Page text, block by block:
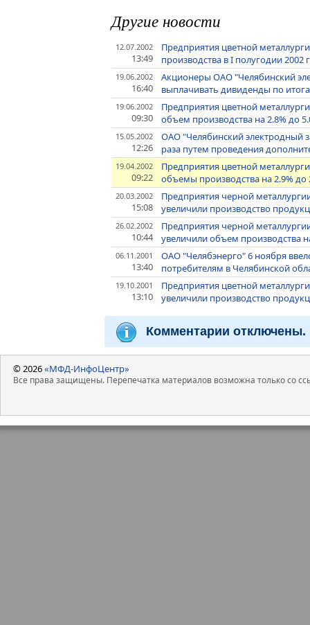
Другие новости
12.07.2002
13:49
Предприятия цветной
производства в I полугодии 2002
19.06.2002
16:40
Акционеры ОАО "Челябинский
выплачивать дивиденды по
19.06.2002
09:30
Предприятия цветной
объем производства на 2.8% до
15.05.2002
12:26
ОАО "Челябинский электродный
раза путем проведения
19.04.2002
09:22
Предприятия цветной
объемы производства на 2.9% до
20.03.2002
15:08
Предприятия черной
увеличили производство
26.02.2002
10:44
Предприятия черной
увеличили объем производства
06.11.2001
13:40
ОАО "Челябэнерго" 6 ноября
потребителям в Челябинской
19.10.2001
13:10
Предприятия цветной
увеличили производство
Комментарии отключены.
© 2026«МФД-ИнфоЦентр»
Все права защищены. Перепечатка материалов возможна только со